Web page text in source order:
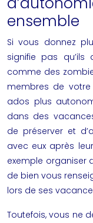
ensemble
Si vous donnez
signifie pas qu’ils
comme des
membres de votre
ados plus
dans des
de préserver et
avec eux après
exemple organiser
de bien vous
lors de ses
Toutefois, vous ne